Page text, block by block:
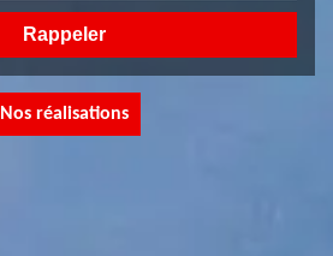
Nos réalisations